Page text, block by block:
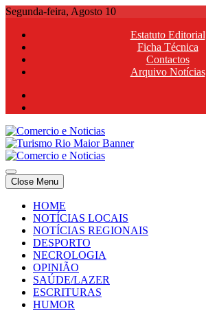
Skip
content
Segunda-feira, Agosto 10
Estatuto Editorial
Ficha Técnica
Contactos
Arquivo Notícias
Comercio e Noticias
Notícias e Publicidade Online
Comercio e Noticias
Notícias e Publicidade Online
Close Menu
HOME
NOTÍCIAS LOCAIS
NOTÍCIAS REGIONAIS
DESPORTO
NECROLOGIA
OPINIÃO
SAÚDE/LAZER
ESCRITURAS
HUMOR